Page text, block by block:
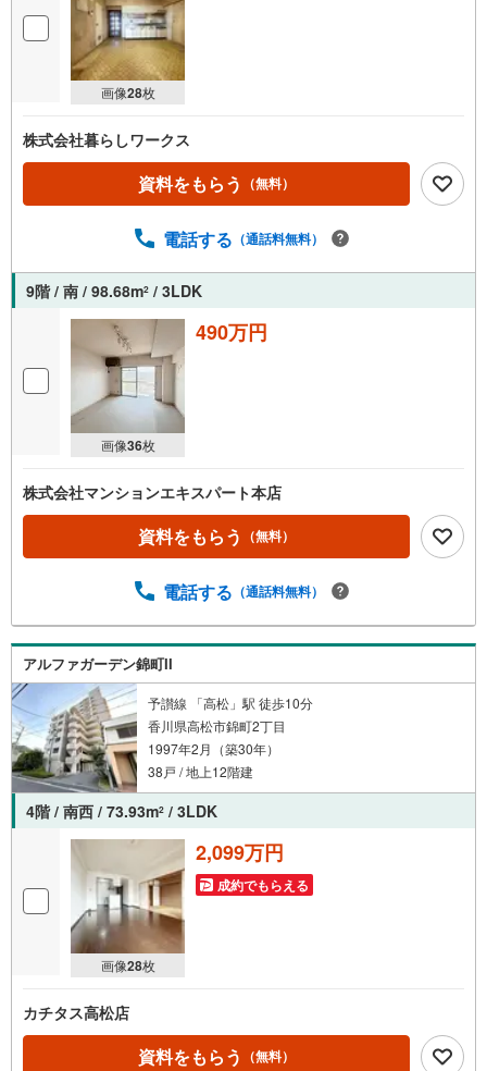
画像28枚
株式会社暮らしワークス
資料をもらう （無料）
電話する （通話料無料）
9階 / 南 / 98.68m2 / 3LDK
画像36枚
490万円
株式会社マンションエキスパート本店
資料をもらう （無料）
電話する （通話料無料）
アルファガーデン錦町II
予讃線 「高松」駅 徒歩10分
香川県高松市錦町2丁目
1997年2月（築30年）
38戸 / 地上12階建
4階 / 南西 / 73.93m2 / 3LDK
画像28枚
2,099万円
成約でもらえる
カチタス高松店
資料をもらう （無料）